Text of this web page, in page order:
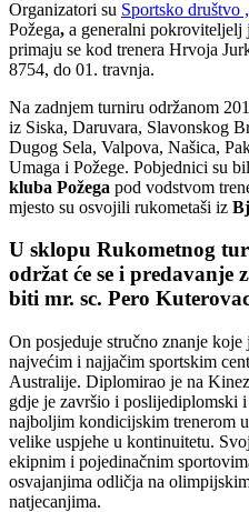
Organizatori su Sportsko društvo
Požega, a generalni pokroviteljelj
primaju se kod trenera Hrvoja
8754, do 01. travnja.
Na zadnjem turniru održanom
iz Siska, Daruvara, Slavonskog
Dugog Sela, Valpova, Našica,
Umaga i Požege. Pobjednici su
kluba Požega pod vodstvom
mjesto su osvojili rukometaši iz
U sklopu Rukometnog
održat će se i predavanje
biti mr. sc. Pero
On posjeduje stručno znanje
najvećim i najjačim sportskim
Australije. Diplomirao je na
gdje je završio i poslijediplomski
najboljim kondicijskim trenerom
velike uspjehe u kontinuitetu.
ekipnim i pojedinačnim
osvajanjima odličja na
natjecanjima.